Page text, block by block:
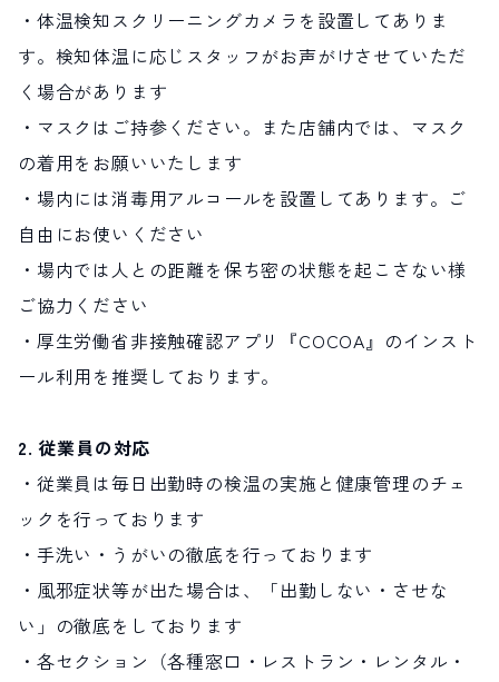
・体温検知スクリーニングカメラを設置してありま
す。検知体温に応じスタッフがお声がけさせていただ
く場合があります
・マスクはご持参ください。また店舗内では、マスク
の着用をお願いいたします
・場内には消毒用アルコールを設置してあります。ご
自由にお使いください
・場内では人との距離を保ち密の状態を起こさない様
ご協力ください
・厚生労働省非接触確認アプリ『COCOA』のインスト
ール利用を推奨しております。
2. 従業員の対応
・従業員は毎日出勤時の検温の実施と健康管理のチェ
ックを行っております
・手洗い・うがいの徹底を行っております
・風邪症状等が出た場合は、「出勤しない・させな
い」の徹底をしております
・各セクション（各種窓口・レストラン・レンタル・